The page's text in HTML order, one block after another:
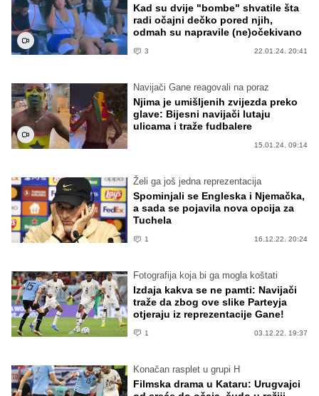
Kad su dvije "bombe" shvatile šta
radi očajni dečko pored njih,
odmah su napravile (ne)očekivano
3 22.01.24. 20:41
Navijači Gane reagovali na poraz
Njima je umišljenih zvijezda preko
glave: Bijesni navijači lutaju
ulicama i traže fudbalere
15.01.24. 09:14
Želi ga još jedna reprezentacija
Spominjali se Engleska i Njemačka,
a sada se pojavila nova opcija za
Tuchela
1 16.12.22. 20:24
Fotografija koja bi ga mogla koštati
Izdaja kakva se ne pamti: Navijači
traže da zbog ove slike Parteyja
otjeraju iz reprezentacije Gane!
1 03.12.22. 19:37
Konačan rasplet u grupi H
Filmska drama u Kataru: Urugvajci